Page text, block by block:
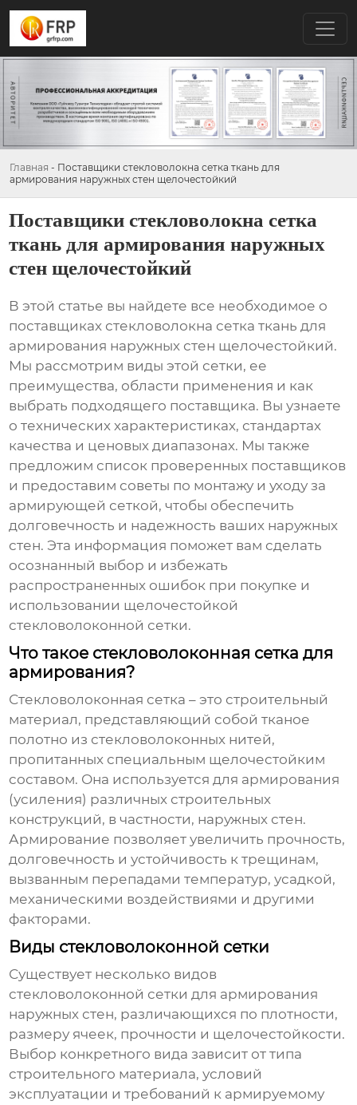
Главная - Поставщики стекловолокна сетка ткань для
армирования наружных стен щелочестойкий
Поставщики стекловолокна сетка
ткань для армирования наружных
стен щелочестойкий
В этой статье вы найдете все необходимое о
поставщиках стекловолокна сетка ткань для
армирования наружных стен щелочестойкий.
Мы рассмотрим виды этой сетки, ее
преимущества, области применения и как
выбрать подходящего поставщика. Вы узнаете
о технических характеристиках, стандартах
качества и ценовых диапазонах. Мы также
предложим список проверенных поставщиков
и предоставим советы по монтажу и уходу за
армирующей сеткой, чтобы обеспечить
долговечность и надежность ваших наружных
стен. Эта информация поможет вам сделать
осознанный выбор и избежать
распространенных ошибок при покупке и
использовании щелочестойкой
стекловолоконной сетки.
Что такое стекловолоконная сетка для
армирования?
Стекловолоконная сетка – это строительный
материал, представляющий собой тканое
полотно из стекловолоконных нитей,
пропитанных специальным щелочестойким
составом. Она используется для армирования
(усиления) различных строительных
конструкций, в частности, наружных стен.
Армирование позволяет увеличить прочность,
долговечность и устойчивость к трещинам,
вызванным перепадами температур, усадкой,
механическими воздействиями и другими
факторами.
Виды стекловолоконной сетки
Существует несколько видов
стекловолоконной сетки для армирования
наружных стен, различающихся по плотности,
размеру ячеек, прочности и щелочестойкости.
Выбор конкретного вида зависит от типа
строительного материала, условий
эксплуатации и требований к армируемому